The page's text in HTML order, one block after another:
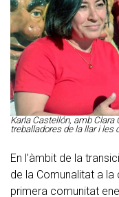
Karla Castellón, amb Clara
treballadores de la llar i les
En l’àmbit de la
de la Comunalitat a
primera comunitat